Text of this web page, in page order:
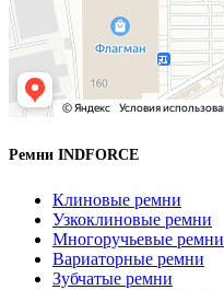
Ремни INDFORCE
Клиновые ремни
Узкоклиновые ремни
Многоручьевые ремни
Вариаторные ремни
Зубчатые ремни